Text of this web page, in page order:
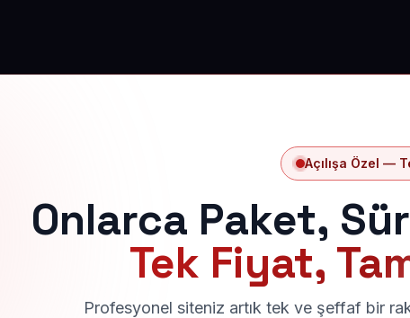
Açılışa Özel —
Onlarca Paket,
Tek Fiyat,
Profesyonel siteniz artık tek ve şeffaf bir